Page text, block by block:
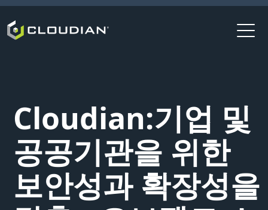
Cloudian:기업 및
공공기관을 위한
보안성과 확장성을